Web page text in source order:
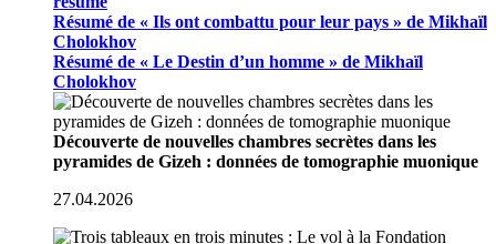
Résumé de « Ils ont combattu pour leur pays » de Mikhaïl
Cholokhov
Résumé de « Le Destin d’un homme » de Mikhaïl
Cholokhov
Découverte de nouvelles chambres secrètes dans les
pyramides de Gizeh : données de tomographie muonique
27.04.2026